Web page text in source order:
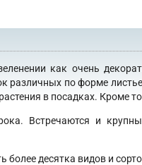
как очень
различных по форме
в посадках. Кроме
Встречаются и
десятка видов и